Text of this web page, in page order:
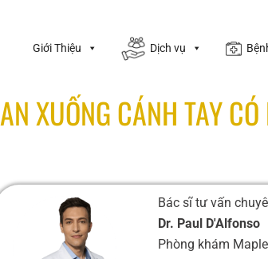
Giới Thiệu Dịch vụ
XUỐNG CÁNH TAY
Bác sĩ tư vấn
Dr. Paul D'Alfonso
Phòng khám